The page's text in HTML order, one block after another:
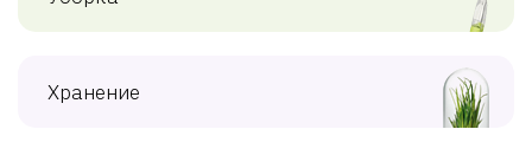
Хранение